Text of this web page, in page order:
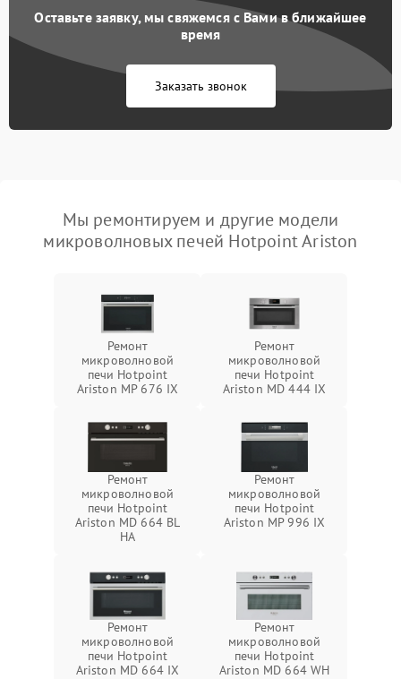
Оставьте заявку, мы свяжемся с Вами в ближайшее
время
Заказать звонок
Мы ремонтируем и другие модели
микроволновых печей Hotpoint Ariston
Ремонт
микроволновой
печи Hotpoint
Ariston MP 676 IX
Ремонт
микроволновой
печи Hotpoint
Ariston MD 444 IX
Ремонт
микроволновой
печи Hotpoint
Ariston MD 664 BL
HA
Ремонт
микроволновой
печи Hotpoint
Ariston MP 996 IX
Ремонт
микроволновой
печи Hotpoint
Ariston MD 664 IX
Ремонт
микроволновой
печи Hotpoint
Ariston MD 664 WH